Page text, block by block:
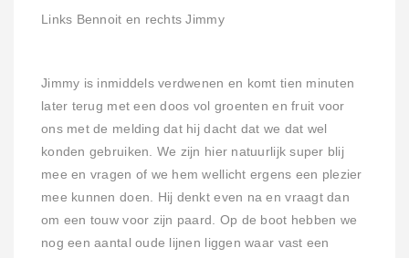
Links Bennoit en rechts Jimmy
Jimmy is inmiddels verdwenen en komt tien minuten
later terug met een doos vol groenten en fruit voor
ons met de melding dat hij dacht dat we dat wel
konden gebruiken. We zijn hier natuurlijk super blij
mee en vragen of we hem wellicht ergens een plezier
mee kunnen doen. Hij denkt even na en vraagt dan
om een touw voor zijn paard. Op de boot hebben we
nog een aantal oude lijnen liggen waar vast een